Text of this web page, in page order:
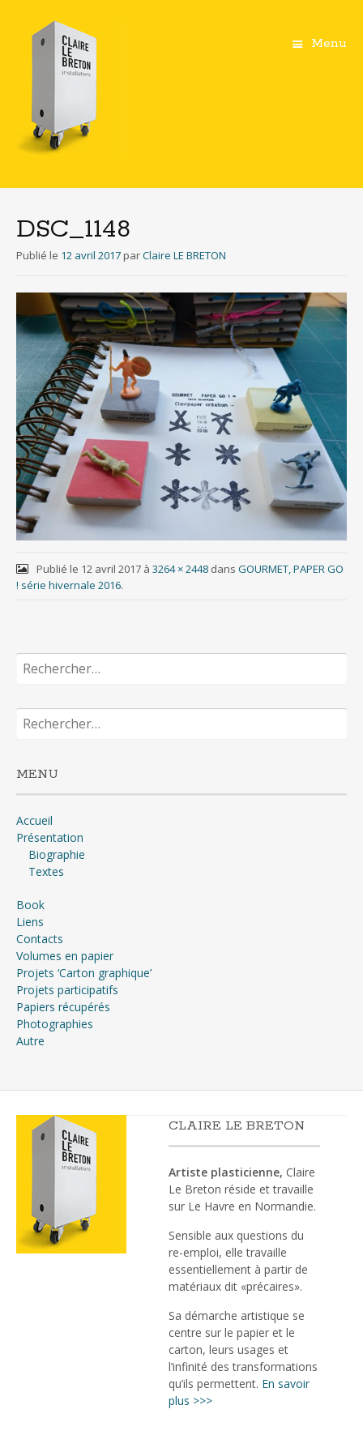
Menu
principal
DSC_1148
Publié le 12 avril 2017 parClaire LE BRETON
Publié le 12 avril 2017à 3264 × 2448dans GOURMET, PAPER GO
! série hivernale 2016.
Rechercher :
Rechercher :
MENU
Accueil
Présentation
Biographie
Textes
Book
Liens
Contacts
Volumes en papier
Projets ‘Carton graphique’
Projets participatifs
Papiers récupérés
Photographies
Autre
CLAIRE LE BRETON
Artiste plasticienne, Claire
Le Breton réside et travaille
sur Le Havre en Normandie.
Sensible aux questions du
re-emploi, elle travaille
essentiellement à partir de
matériaux dit «précaires».
Sa démarche artistique se
centre sur le papier et le
carton, leurs usages et
l’infinité des transformations
qu’ils permettent. En savoir
plus >>>